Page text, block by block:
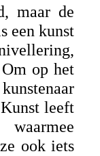
maar de
een kunst
op het
leeft
ook iets